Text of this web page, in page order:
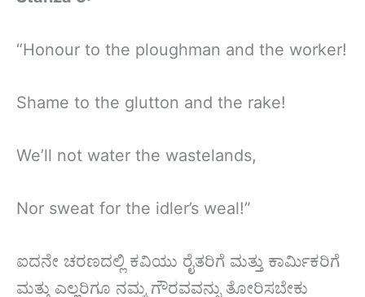
“Honour to the ploughman and the worker!
Shame to the glutton and the rake!
We’ll not water the wastelands,
Nor sweat for the idler’s weal!”
ಐದನೇ ಚರಣದಲ್ಲಿ ಕವಿಯು ರೈತರಿಗೆ ಮತ್ತು ಕಾರ್ಮಿಕರಿಗೆ
ಮತ್ತು ಎಲ್ಲರಿಗೂ ನಮ್ಮ ಗೌರವವನ್ನು ತೋರಿಸಬೇಕು